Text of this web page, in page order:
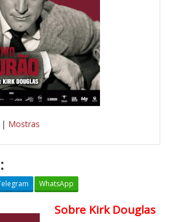
| Mostras
WhatsApp
Sobre Kirk Douglas